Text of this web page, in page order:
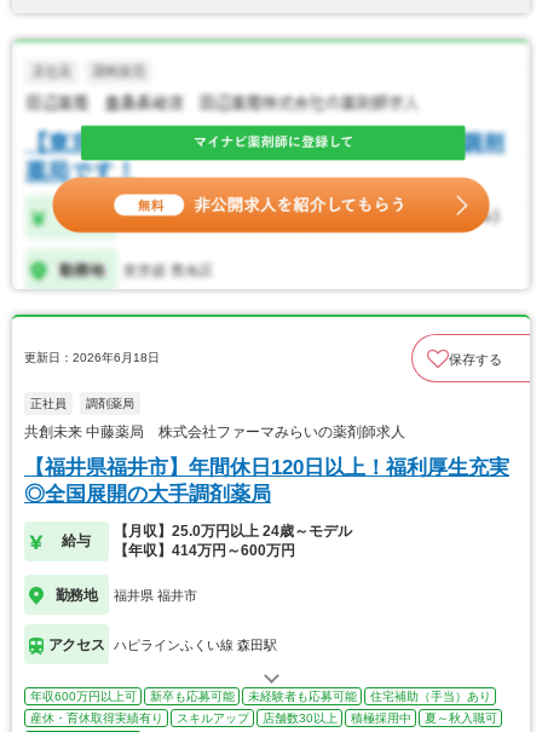
更新日：2026年6月18日 保存する
正社員 調剤薬局
共創未来 中藤薬局 株式会社ファーマみらいの薬剤師求人
【福井県福井市】年間休日120日以上！福利厚生充実
◎全国展開の大手調剤薬局
給与
【月収】25.0万円以上 24歳～モデル
【年収】414万円～600万円
勤務地 福井県 福井市
アクセス ハピラインふくい線 森田駅
年収600万円以上可 新卒も応募可能 未経験者も応募可能
住宅補助（手当）あり
産休・育休取得実績有り
スキルアップ 店舗数30以上 積極採用中 夏～秋入職可